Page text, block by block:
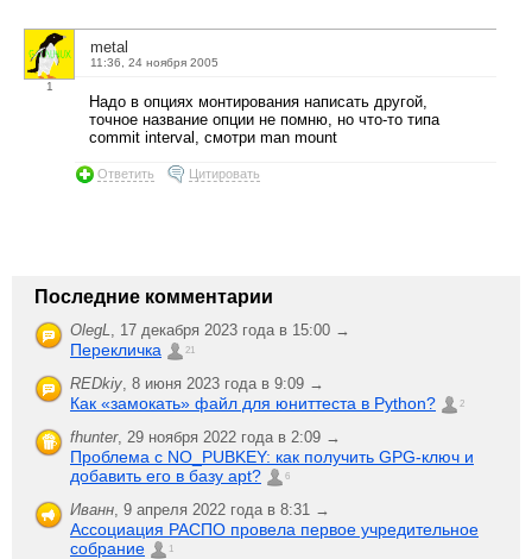
1
metal
11:36, 24 ноября 2005
Надо в опциях монтирования написать другой,
точное название опции не помню, но что-то типа
commit interval, смотри man mount
Ответить Цитировать
Последние комментарии
OlegL, 17 декабря 2023 года в 15:00 →
Перекличка 21
REDkiy, 8 июня 2023 года в 9:09 →
Как «замокать» файл для юниттеста в Python? 2
fhunter, 29 ноября 2022 года в 2:09 →
Проблема с NO_PUBKEY: как получить GPG-ключ и
добавить его в базу apt?
6
Иванн, 9 апреля 2022 года в 8:31 →
Ассоциация РАСПО провела первое учредительное
собрание
1